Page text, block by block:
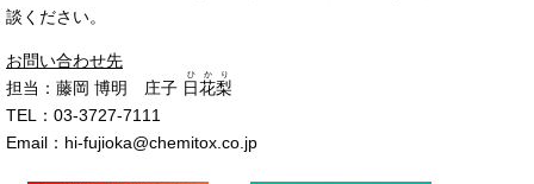
談ください。
お問い合わせ先
担当：藤岡 博明 庄子 日花梨
ひかり
TEL：03-3727-7111
Email：hi-fujioka@chemitox.co.jp